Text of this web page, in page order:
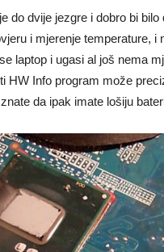
do dvije jezgre i dobro bi
i mjerenje temperature,
laptop i ugasi al još nema
HW Info program može
da ipak imate lošiju